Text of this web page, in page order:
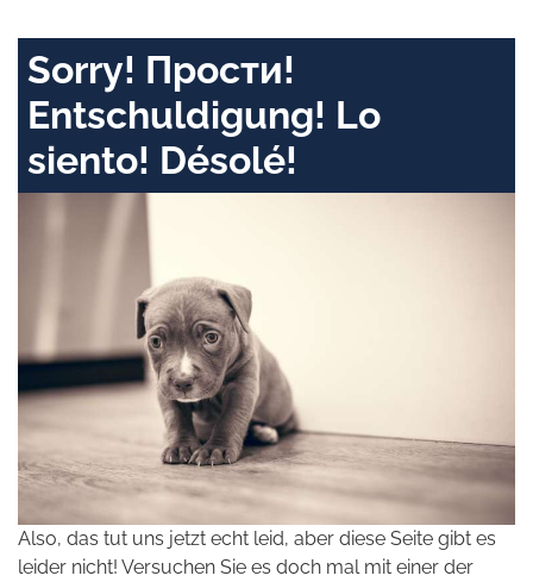
Sorry! Прости!
Entschuldigung! Lo
siento! Désolé!
Also, das tut uns jetzt echt leid, aber diese Seite gibt es
leider nicht! Versuchen Sie es doch mal mit einer der